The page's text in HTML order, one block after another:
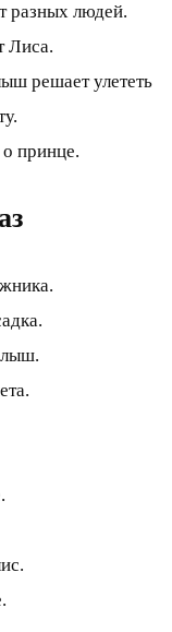
разных людей.
Лиса.
решает улететь
принце.